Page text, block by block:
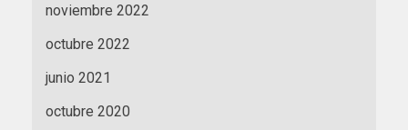
noviembre 2022
octubre 2022
junio 2021
octubre 2020